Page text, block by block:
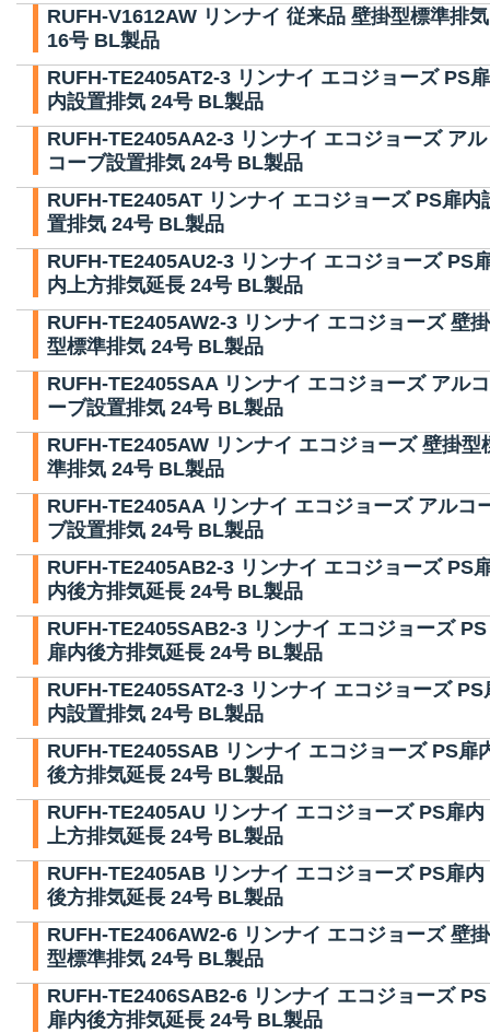
RUFH-V1612AW リンナイ 従来品 壁掛型標準排気
16号 BL製品
RUFH-TE2405AT2-3 リンナイ エコジョーズ PS扉
内設置排気 24号 BL製品
RUFH-TE2405AA2-3 リンナイ エコジョーズ アル
コーブ設置排気 24号 BL製品
RUFH-TE2405AT リンナイ エコジョーズ PS扉内
置排気 24号 BL製品
RUFH-TE2405AU2-3 リンナイ エコジョーズ PS
内上方排気延長 24号 BL製品
RUFH-TE2405AW2-3 リンナイ エコジョーズ 壁掛
型標準排気 24号 BL製品
RUFH-TE2405SAA リンナイ エコジョーズ アルコ
ーブ設置排気 24号 BL製品
RUFH-TE2405AW リンナイ エコジョーズ 壁掛型
準排気 24号 BL製品
RUFH-TE2405AA リンナイ エコジョーズ アルコ
ブ設置排気 24号 BL製品
RUFH-TE2405AB2-3 リンナイ エコジョーズ PS
内後方排気延長 24号 BL製品
RUFH-TE2405SAB2-3 リンナイ エコジョーズ PS
扉内後方排気延長 24号 BL製品
RUFH-TE2405SAT2-3 リンナイ エコジョーズ PS
内設置排気 24号 BL製品
RUFH-TE2405SAB リンナイ エコジョーズ PS扉
後方排気延長 24号 BL製品
RUFH-TE2405AU リンナイ エコジョーズ PS扉内
上方排気延長 24号 BL製品
RUFH-TE2405AB リンナイ エコジョーズ PS扉内
後方排気延長 24号 BL製品
RUFH-TE2406AW2-6 リンナイ エコジョーズ 壁掛
型標準排気 24号 BL製品
RUFH-TE2406SAB2-6 リンナイ エコジョーズ PS
扉内後方排気延長 24号 BL製品